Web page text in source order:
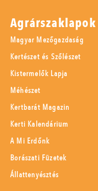
Agrárszaklapok
Magyar Mezőgazdaság
Kertészet és Szőlészet
Kistermelők Lapja
Méhészet
Kertbarát Magazin
Kerti Kalendárium
A Mi Erdőnk
Borászati Füzetek
Állattenyésztés